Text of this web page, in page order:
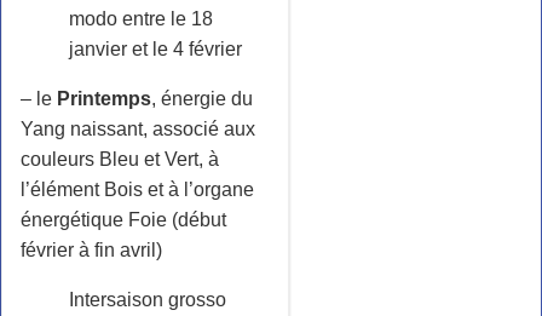
modo entre le 18
janvier et le 4 février
– le Printemps, énergie du
Yang naissant, associé aux
couleurs Bleu et Vert, à
l’élément Bois et à l’organe
énergétique Foie (début
février à fin avril)
Intersaison grosso